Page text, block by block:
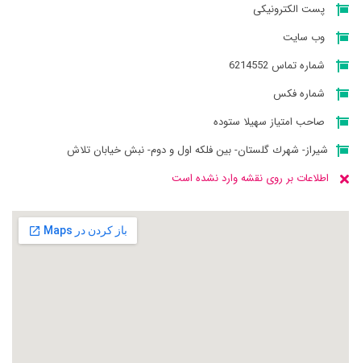
پست الکترونیکی
وب سایت
شماره تماس 6214552
شماره فکس
صاحب امتیاز سهيلا ستوده
شيراز- شهرك گلستان- بين فلكه اول و دوم- نبش خيابان تلاش
اطلاعات بر روی نقشه وارد نشده است